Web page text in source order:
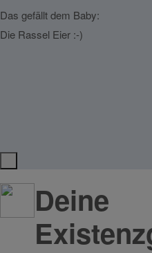
Das gefällt dem Baby:
Die Rassel Eier :-)
Deine